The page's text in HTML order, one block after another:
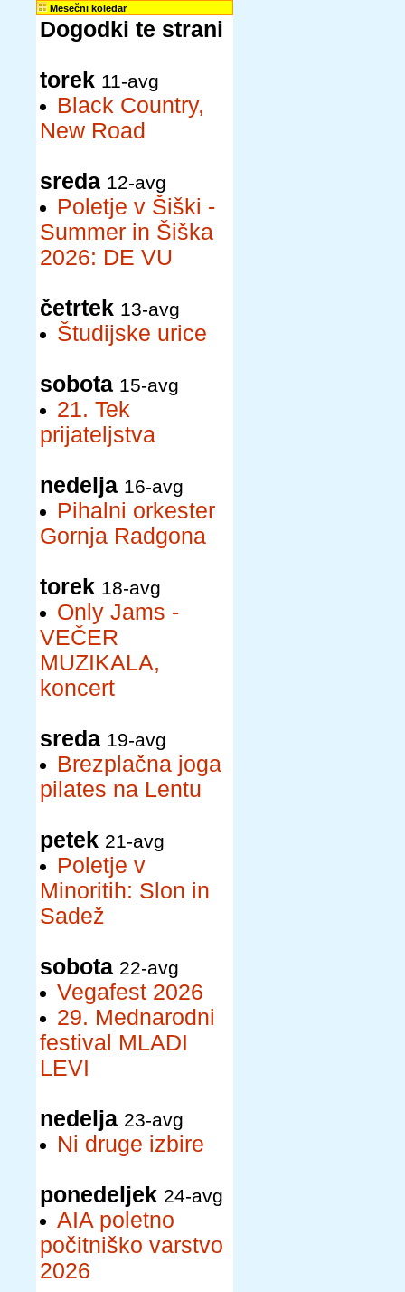
Mesečni koledar
Dogodki te strani
torek 11-avg
Black Country,
New Road
sreda 12-avg
Poletje v Šiški -
Summer in Šiška
2026: DE VU
četrtek 13-avg
Študijske urice
sobota 15-avg
21. Tek
prijateljstva
nedelja 16-avg
Pihalni orkester
Gornja Radgona
torek 18-avg
Only Jams -
VEČER
MUZIKALA,
koncert
sreda 19-avg
Brezplačna joga
pilates na Lentu
petek 21-avg
Poletje v
Minoritih: Slon in
Sadež
sobota 22-avg
Vegafest 2026
29. Mednarodni
festival MLADI
LEVI
nedelja 23-avg
Ni druge izbire
ponedeljek 24-avg
AIA poletno
počitniško varstvo
2026